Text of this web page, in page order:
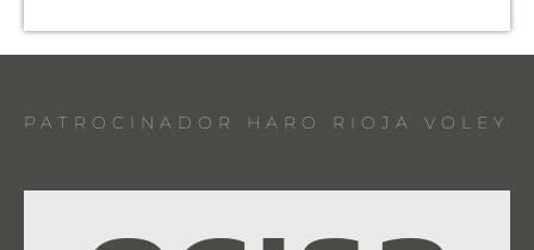
PATROCINADOR HARO RIOJA VOLEY